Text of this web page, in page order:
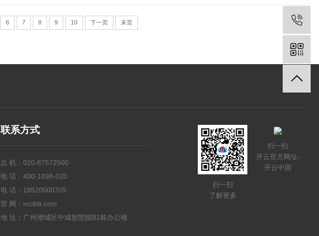
6 7 8 9 10 下一页 末页
联系方式
总 机： 020-87572500
电 话： 400-1898-020
电 话： 18520500709
官 网：mclbb.com
地 址：广州增城区中城智慧园B1栋办公楼
扫一扫
了解更多
扫一扫
开云官方网址-
开云中国